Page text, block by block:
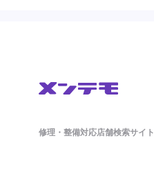
修理・整備対応店舗検索サイト